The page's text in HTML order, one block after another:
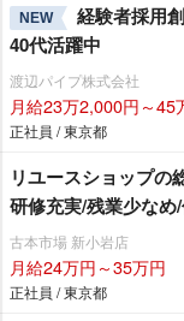
NEW
経験者採用
40代活躍中
渡辺パイプ株式会社
月給23万2,000円～45
正社員 / 東京都
リユースショップの
研修充実/残業少な
古本市場 新小岩店
月給24万円～35万円
正社員 / 東京都